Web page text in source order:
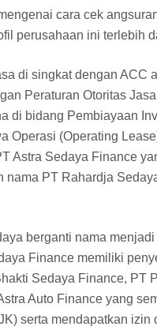
cara cek
perusahaan ini terlebih
di singkat dengan ACC
Peraturan Otoritas
di bidang Pembiayaan
Operasi (Operating
Astra Sedaya Finance
nama PT Rahardja
berganti nama
Finance memiliki
Sedaya Finance, PT
Auto Finance yang
serta mendapatkan izin